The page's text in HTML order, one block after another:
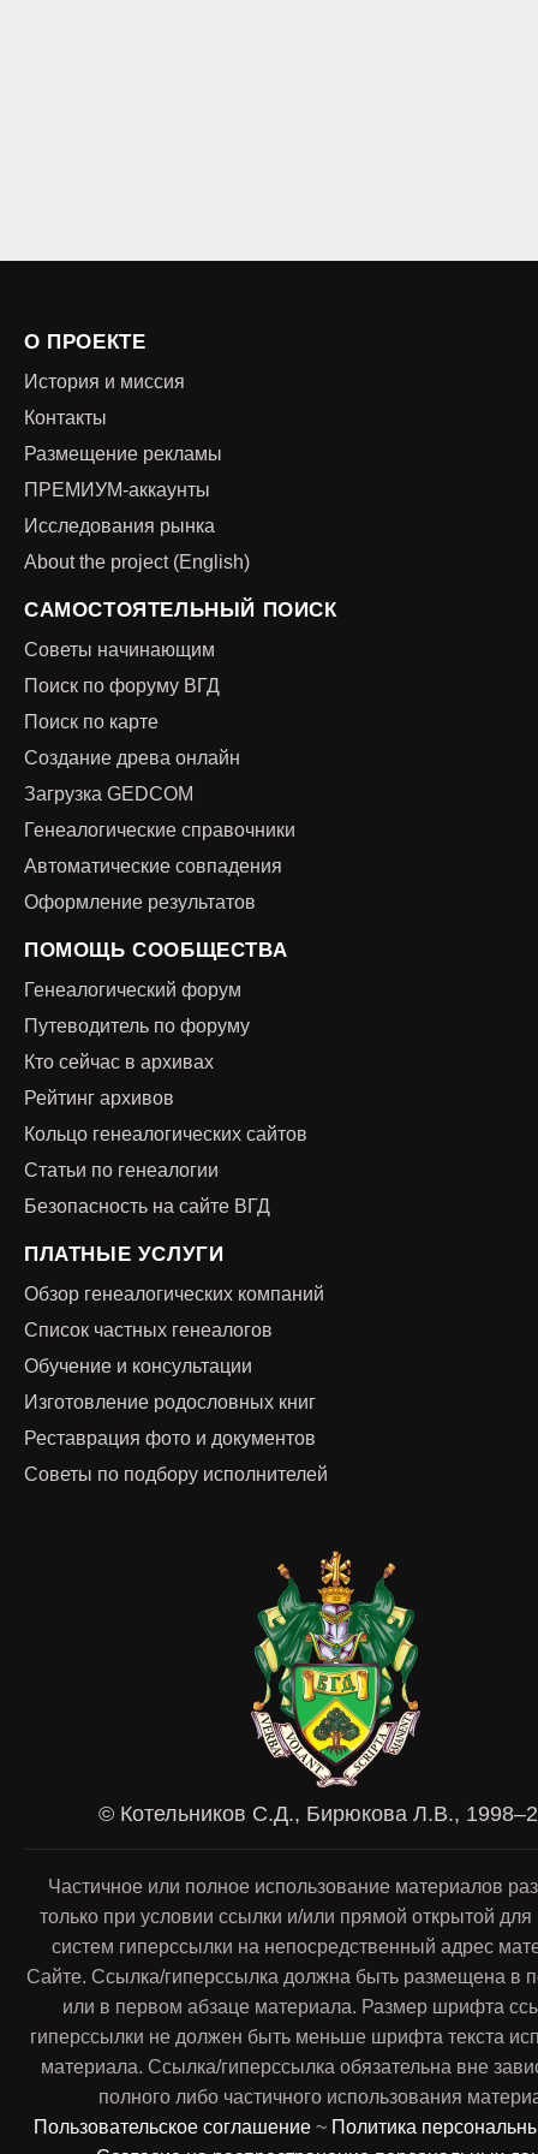
О ПРОЕКТЕ
История и миссия
Контакты
Размещение рекламы
ПРЕМИУМ-аккаунты
Исследования рынка
About the project (English)
САМОСТОЯТЕЛЬНЫЙ ПОИСК
Советы начинающим
Поиск по форуму ВГД
Поиск по карте
Создание древа онлайн
Загрузка GEDCOM
Генеалогические справочники
Автоматические совпадения
Оформление результатов
ПОМОЩЬ СООБЩЕСТВА
Генеалогический форум
Путеводитель по форуму
Кто сейчас в архивах
Рейтинг архивов
Кольцо генеалогических сайтов
Статьи по генеалогии
Безопасность на сайте ВГД
ПЛАТНЫЕ УСЛУГИ
Обзор генеалогических компаний
Список частных генеалогов
Обучение и консультации
Изготовление родословных книг
Реставрация фото и документов
Советы по подбору исполнителей
© Котельников С.Д., Бирюкова Л.В.,
Частичное или полное использование материалов
только при условии ссылки и/или прямой открытой
систем гиперссылки на непосредственный адрес
Сайте. Ссылка/гиперссылка должна быть размещена в
или в первом абзаце материала. Размер шрифта
гиперссылки не должен быть меньше шрифта текста
материала. Ссылка/гиперссылка обязательна вне
полного либо частичного использования
Пользовательское соглашение ~ Политика